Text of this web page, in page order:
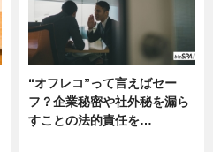
“オフレコ”って言えばセー
フ？企業秘密や社外秘を漏ら
すことの法的責任を…